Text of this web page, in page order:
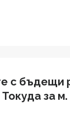
с
за м.